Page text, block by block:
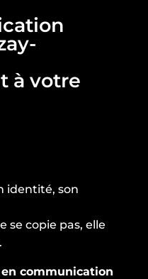
à votre
identité, son
se copie pas, elle
communication